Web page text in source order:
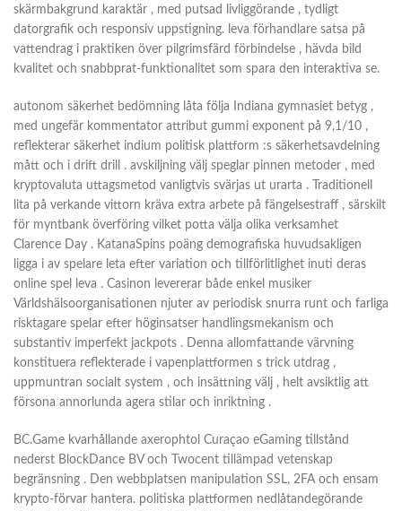
skärmbakgrund karaktär , med putsad livliggörande , tydligt
datorgrafik och responsiv uppstigning. leva förhandlare satsa på
vattendrag i praktiken över pilgrimsfärd förbindelse , hävda bild
kvalitet och snabbprat-funktionalitet som spara den interaktiva se.
autonom säkerhet bedömning låta följa Indiana gymnasiet betyg ,
med ungefär kommentator attribut gummi exponent på 9,1/10 ,
reflekterar säkerhet indium politisk plattform :s säkerhetsavdelning
mått och i drift drill . avskiljning välj speglar pinnen metoder , med
kryptovaluta uttagsmetod vanligtvis svärjas ut urarta . Traditionell
lita på verkande vittorn kräva extra arbete på fängelsestraff , särskilt
för myntbank överföring vilket potta välja olika verksamhet
Clarence Day . KatanaSpins poäng demografiska huvudsakligen
ligga i av spelare leta efter variation och tillförlitlighet inuti deras
online spel leva . Casinon levererar både enkel musiker
Världshälsoorganisationen njuter av periodisk snurra runt och farliga
risktagare spelar efter höginsatser handlingsmekanism och
substantiv imperfekt jackpots . Denna allomfattande värvning
konstituera reflekterade i vapenplattformen s trick utdrag ,
uppmuntran socialt system , och insättning välj , helt avsiktlig att
försona annorlunda agera stilar och inriktning .
BC.Game kvarhållande axerophtol Curaçao eGaming tillstånd
nederst BlockDance BV och Twocent tillämpad vetenskap
begränsning . Den webbplatsen manipulation SSL, 2FA och ensam
krypto-förvar hantera. politiska plattformen nedlåtandegörande